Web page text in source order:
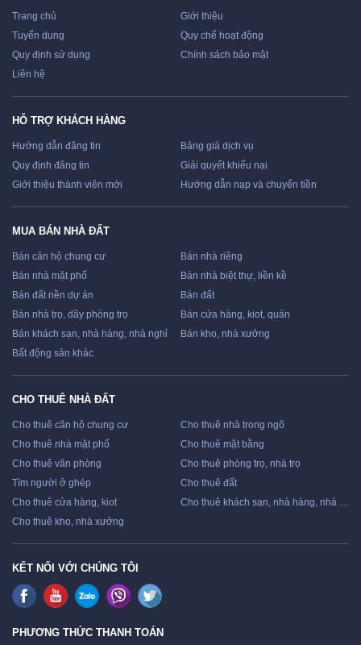
Trang chủ
Giới thiệu
Tuyển dụng
Quy chế hoạt động
Quy định sử dụng
Chính sách bảo mật
Liên hệ
HỖ TRỢ KHÁCH HÀNG
Hướng dẫn đăng tin
Bảng giá dịch vụ
Quy định đăng tin
Giải quyết khiếu nại
Giới thiệu thành viên mới
Hướng dẫn nạp và chuyển tiền
MUA BÁN NHÀ ĐẤT
Bán căn hộ chung cư
Bán nhà riêng
Bán nhà mặt phố
Bán nhà biệt thự, liền kề
Bán đất nền dự án
Bán đất
Bán nhà trọ, dãy phòng trọ
Bán cửa hàng, kiot, quán
Bán khách sạn, nhà hàng, nhà nghỉ
Bán kho, nhà xưởng
Bất động sản khác
CHO THUÊ NHÀ ĐẤT
Cho thuê căn hộ chung cư
Cho thuê nhà trong ngõ
Cho thuê nhà mặt phố
Cho thuê mặt bằng
Cho thuê văn phòng
Cho thuê phòng trọ, nhà trọ
Tìm người ở ghép
Cho thuê đất
Cho thuê cửa hàng, kiot
Cho thuê khách sạn, nhà hàng, nhà nghỉ
Cho thuê kho, nhà xưởng
KẾT NỐI VỚI CHÚNG TÔI
PHƯƠNG THỨC THANH TOÁN